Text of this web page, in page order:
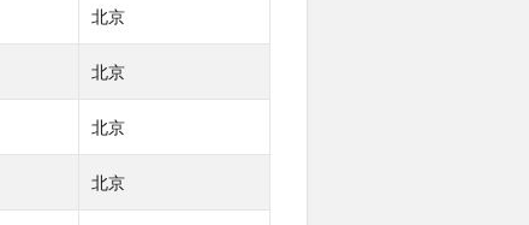
北京
北京
北京
北京